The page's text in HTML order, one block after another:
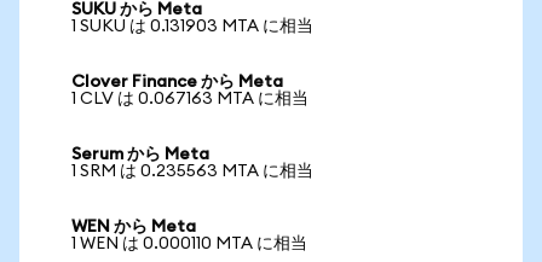
SUKU から Meta
1 SUKU は 0.131903 MTA に相当
Clover Finance から Meta
1 CLV は 0.067163 MTA に相当
Serum から Meta
1 SRM は 0.235563 MTA に相当
WEN から Meta
1 WEN は 0.000110 MTA に相当